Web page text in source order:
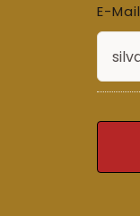
E-Mail